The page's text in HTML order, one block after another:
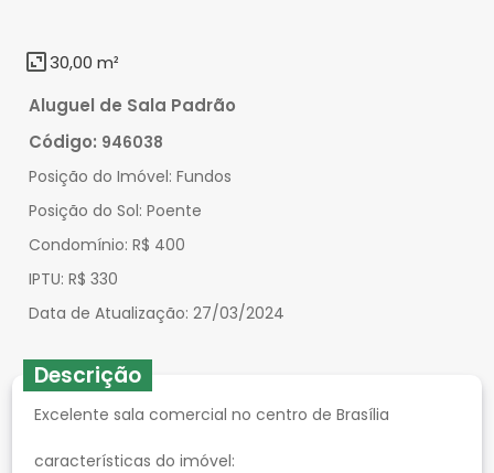
30,00 m²
Aluguel de Sala Padrão
Código: 946038
Posição do Imóvel: Fundos
Posição do Sol: Poente
Condomínio: R$ 400
IPTU: R$ 330
Data de Atualização: 27/03/2024
Descrição
Excelente sala comercial no centro de Brasília
características do imóvel: